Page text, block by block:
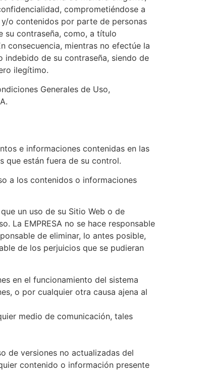
comprometiéndose a
o contenidos por parte de personas
su contraseña, como, a título
consecuencia, mientras no efectúe la
indebido de su contraseña, siendo de
ilegítimo.
Generales de Uso,
e informaciones contenidas en las
que están fuera de su control.
a los contenidos o informaciones
un uso de su Sitio Web o de
La EMPRESA no se hace responsable
de eliminar, lo antes posible,
de los perjuicios que se pudieran
en el funcionamiento del sistema
o por cualquier otra causa ajena al
medio de comunicación, tales
de versiones no actualizadas del
contenido o información presente